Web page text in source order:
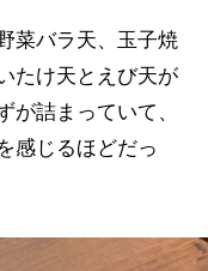
菜バラ天、玉子焼
たけ天とえび天が
が詰まっていて、
感じるほどだっ